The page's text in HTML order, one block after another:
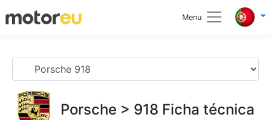
Menu
Porsche > 918 Ficha técnica